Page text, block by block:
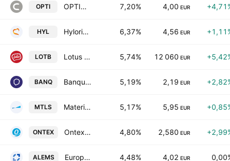
OPTI OPTION 7,20% 4,00 EUR
HYL Hyloris Pharmaceuticals SA 6,37% 4,56 EUR
LOTB Lotus Bakeries NV 5,74% 12 060 EUR
BANQ Banqup Group 5,19% 2,19 EUR
MTLS Materialise NV 5,17% 5,95 EUR
ONTEX Ontex Group N.V. 4,80% 2,580 EUR
ALEMS European Medical Solutions. 4,48% 4,02 EUR